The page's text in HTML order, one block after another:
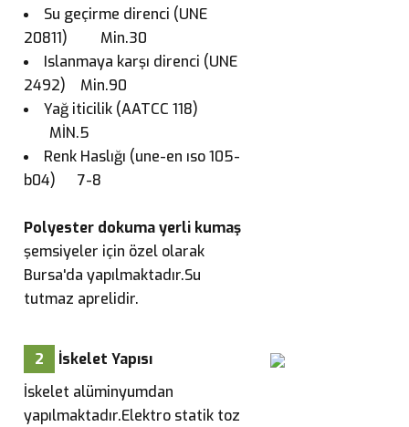
Su geçirme direnci (UNE
20811) Min.30
Islanmaya karşı direnci (UNE
2492) Min.90
Yağ iticilik (AATCC 118)
MİN.5
Renk Haslığı (une-en ıso 105-
b04) 7-8
Polyester dokuma yerli kumaş
şemsiyeler için özel olarak
Bursa'da yapılmaktadır.Su
tutmaz aprelidir.
2
İskelet Yapısı
İskelet alüminyumdan
yapılmaktadır.Elektro statik toz